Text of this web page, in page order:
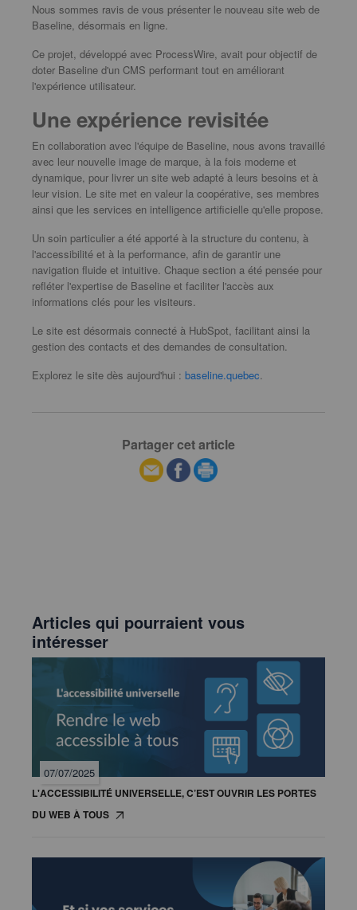
Nous sommes ravis de vous présenter le nouveau site web de
Baseline, désormais en ligne.
Ce projet, développé avec ProcessWire, avait pour objectif de
doter Baseline d'un CMS performant tout en améliorant
l'expérience utilisateur.
Une expérience revisitée
En collaboration avec l'équipe de Baseline, nous avons travaillé
avec leur nouvelle image de marque, à la fois moderne et
dynamique, pour livrer un site web adapté à leurs besoins et à
leur vision. Le site met en valeur la coopérative, ses membres
ainsi que les services en intelligence artificielle qu'elle propose.
Un soin particulier a été apporté à la structure du contenu, à
l'accessibilité et à la performance, afin de garantir une
navigation fluide et intuitive. Chaque section a été pensée pour
refléter l'expertise de Baseline et faciliter l'accès aux
informations clés pour les visiteurs.
Le site est désormais connecté à HubSpot, facilitant ainsi la
gestion des contacts et des demandes de consultation.
Explorez le site dès aujourd'hui : baseline.quebec
Partager cet article
Articles qui pourraient vous
intéresser
07/07/2025
L'ACCESSIBILITÉ UNIVERSELLE, C’EST OUVRIR LES PORTES
DU WEB À TOUS